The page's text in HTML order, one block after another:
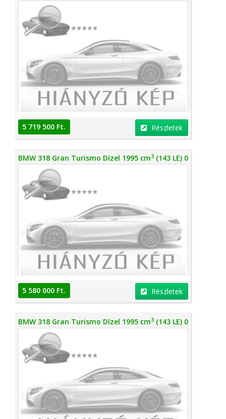
5 719 500 Ft. Részletek
BMW 318 Gran Turismo Dízel 1995 cm3 (143 LE) 0
5 580 000 Ft. Részletek
BMW 318 Gran Turismo Dízel 1995 cm3 (143 LE) 0